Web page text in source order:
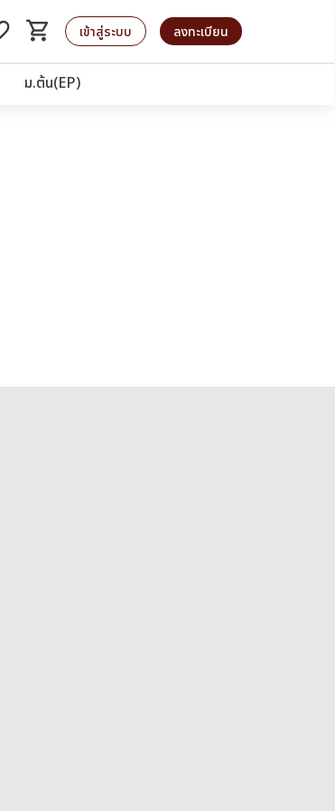
shopping_cart
รถเข็น เข้าสู่ระบบ ลงทะเบียน
ม.ต้น(EP)